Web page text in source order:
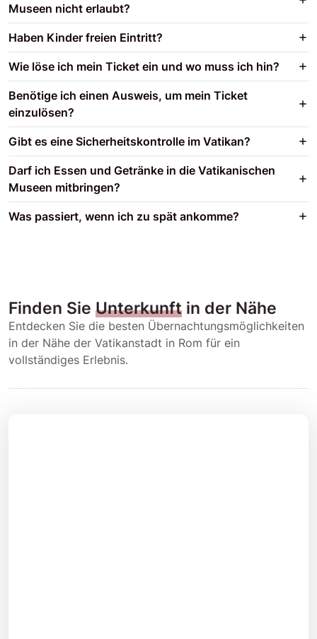
Museen nicht erlaubt?
Haben Kinder freien Eintritt?
Wie löse ich mein Ticket ein und wo muss ich hin?
Benötige ich einen Ausweis, um mein Ticket
einzulösen?
Gibt es eine Sicherheitskontrolle im Vatikan?
Darf ich Essen und Getränke in die Vatikanischen
Museen mitbringen?
Was passiert, wenn ich zu spät ankomme?
Finden Sie Unterkunft in der Nähe
Entdecken Sie die besten Übernachtungsmöglichkeiten
in der Nähe der Vatikanstadt in Rom für ein
vollständiges Erlebnis.